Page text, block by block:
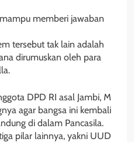
memberi jawaban
tersebut tak lain adalah
dirumuskan oleh para
DPD RI asal Jambi, M
agar bangsa ini kembali
di dalam Pancasila.
pilar lainnya, yakni UUD